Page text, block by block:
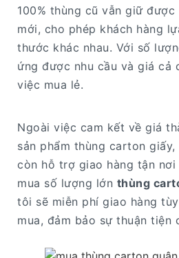
100% thùng cũ vẫn giữ
mới, cho phép khách hàng
thước khác nhau. Với số
ứng được nhu cầu và giá cả
việc mua lẻ.
Ngoài việc cam kết về giá
sản phẩm thùng carton giấy,
còn hỗ trợ giao hàng tận nơi
mua số lượng lớn thùng
tôi sẽ miễn phí giao hàng
mua, đảm bảo sự thuận tiện